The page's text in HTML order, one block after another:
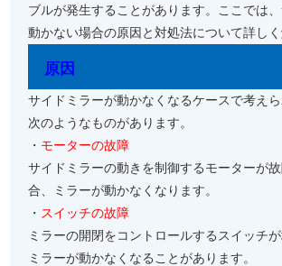
ブルが発生することがあります。ここでは
動かない場合の原因と対処法について詳しく
原因
サイドミラーが動かなくなるケースで考えら
次のようなものがあります。
・ モーターの故障
サイドミラーの動きを制御するモーターが
合、ミラーが動かなくなります。
・ スイッチの故障
ミラーの開閉をコントロールするスイッチが
ミラーが動かなくなることがあります。